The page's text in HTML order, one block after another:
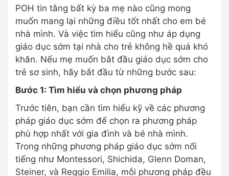
POH tin tằng bất kỳ ba mẹ nào cũng mong
muốn mang lại những điều tốt nhất cho em bé
nhà mình. Và việc tìm hiểu cũng như áp dụng
giáo dục sớm tại nhà cho trẻ không hề quá khó
khăn. Nếu mẹ muốn bắt đầu giáo dục sớm cho
trẻ sơ sinh, hãy bắt đầu từ những bước sau:
Bước 1: Tìm hiểu và chọn phương pháp
Trước tiên, bạn cần tìm hiểu kỹ về các phương
pháp giáo dục sớm để chọn ra phương pháp
phù hợp nhất với gia đình và bé nhà mình.
Trong những phương pháp giáo dục sớm nổi
tiếng như Montessori, Shichida, Glenn Doman,
Steiner, và Reggio Emilia, mỗi phương pháp đều